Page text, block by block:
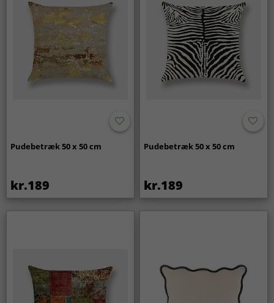
Pudebetræk 50 x 50 cm
kr.189
Pudebetræk 50 x 50 cm
kr.189